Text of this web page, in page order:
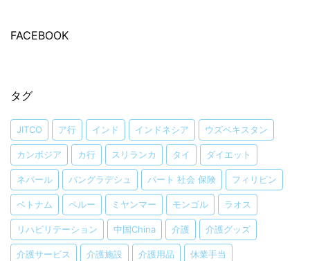
FACEBOOK
タグ
JITCO ア行 インド インドネシア ウズベキスタン
カンボジア カ行 スリランカ タイ ダイエット
ネパール バングラデシュ パート 社会 保険 フィリピン
ベトナム ペルー ミヤンマー モンゴル ラオス
リハビリテーション 中国China 介護 介護グッズ
介護サービス 介護施設 介護用品 休業手当